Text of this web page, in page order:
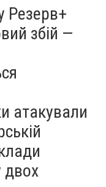
Резерв+
збій —
атакували
двох